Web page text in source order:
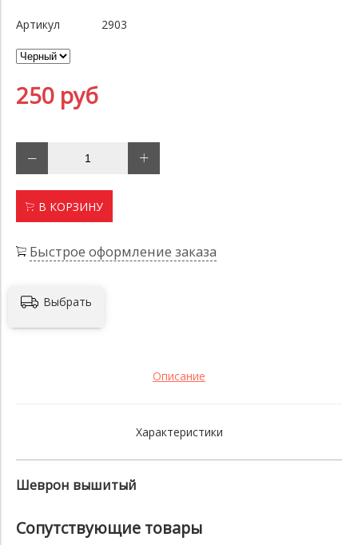
Артикул 2903
250 руб
В КОРЗИНУ
Быстрое оформление заказа
Выбрать
Описание
Характеристики
Шеврон вышитый
Сопутствующие товары